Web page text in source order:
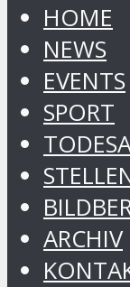
HOME
NEWS
EVENTS
SPORT
ARCHIV